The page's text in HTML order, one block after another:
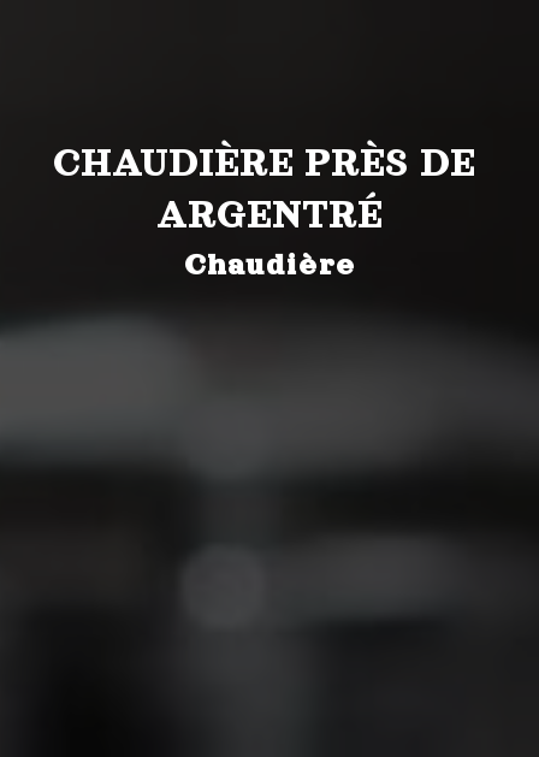
CHAUDIÈRE PRÈS DE
ARGENTRÉ
Chaudière